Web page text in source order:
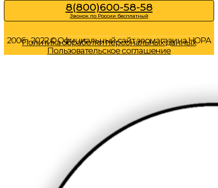
8(800)600-58-58
Звонок по России бесплатный
2006 - 2022 © Официальный сайт зоомагазина НОРА
Политика обработки персональных данных
Пользовательское соглашение